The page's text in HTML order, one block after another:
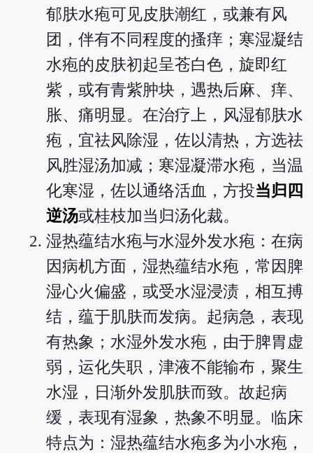
郁肤水疱可见皮肤潮红，或兼有风
团，伴有不同程度的搔痒；寒湿凝结
水疱的皮肤初起呈苍白色，旋即红
紫，或有青紫肿块，遇热后麻、痒、
胀、痛明显。在治疗上，风湿郁肤水
疱，宜祛风除湿，佐以清热，方选祛
风胜湿汤加减；寒湿凝滞水疱，当温
化寒湿，佐以通络活血，方投当归四
逆汤或桂枝加当归汤化裁。
湿热蕴结水疱与水湿外发水疱：在病
因病机方面，湿热蕴结水疱，常因脾
湿心火偏盛，或受水湿浸渍，相互搏
结，蕴于肌肤而发病。起病急，表现
有热象；水湿外发水疱，由于脾胃虚
弱，运化失职，津液不能输布，聚生
水湿，日渐外发肌肤而致。故起病
缓，表现有湿象，热象不明显。临床
特点为：湿热蕴结水疱多为小水疱，